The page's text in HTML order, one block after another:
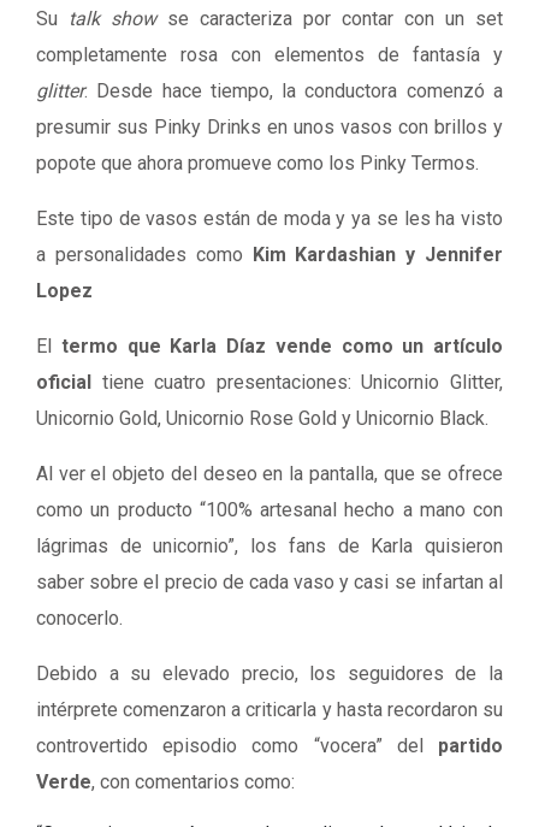
Su talk showse caracteriza por contar con un set
completamente rosa con elementos de fantasía y
glitter. Desde hace tiempo, la conductora comenzó a
presumir sus Pinky Drinks en unos vasos con brillos y
popote que ahora promueve como los Pinky Termos.
Este tipo de vasos están de moda y ya se les ha visto
a personalidades como Kim Kardashian y Jennifer
Lopez
El termo que Karla Díaz vende como un artículo
oficial tiene cuatro presentaciones: Unicornio Glitter,
Unicornio Gold, Unicornio Rose Gold y Unicornio Black.
Al ver el objeto del deseo en la pantalla, que se ofrece
como un producto “100% artesanal hecho a mano con
lágrimas de unicornio”, los fans de Karla quisieron
saber sobre el precio de cada vaso y casi se infartan al
conocerlo.
Debido a su elevado precio, los seguidores de la
intérprete comenzaron a criticarla y hasta recordaron su
controvertido episodio como “vocera” del partido
Verde, con comentarios como: